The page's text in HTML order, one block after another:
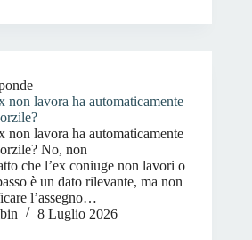
non lavora ha automaticamente
non lavora ha automaticamente
No, non
che l’ex coniuge non lavori o
è un dato rilevante, ma non
l’assegno…
8 Luglio 2026